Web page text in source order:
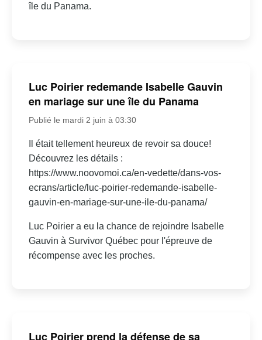
île du Panama.
Luc Poirier redemande Isabelle Gauvin
en mariage sur une île du Panama
Publié le mardi 2 juin à 03:30
Il était tellement heureux de revoir sa douce!
Découvrez les détails :
https://www.noovomoi.ca/en-vedette/dans-vos-
ecrans/article/luc-poirier-redemande-isabelle-
gauvin-en-mariage-sur-une-ile-du-panama/
Luc Poirier a eu la chance de rejoindre Isabelle
Gauvin à Survivor Québec pour l'épreuve de
récompense avec les proches.
Luc Poirier prend la défense de sa